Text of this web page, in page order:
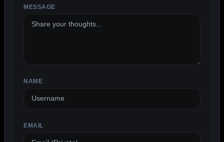
MESSAGE
NAME
EMAIL